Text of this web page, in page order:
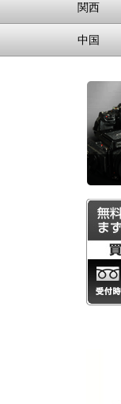
関西
中国